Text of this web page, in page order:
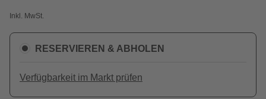
Inkl. MwSt.
RESERVIEREN & ABHOLEN
Verfügbarkeit im Markt prüfen